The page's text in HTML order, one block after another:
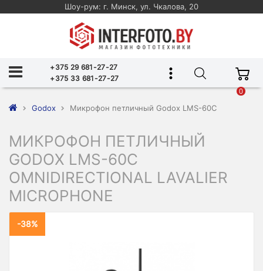
Шоу-рум: г. Минск, ул. Чкалова, 20
+375 29 681-27-27
+375 33 681-27-27
0
Godox Микрофон петличный Godox LMS-60C
МИКРОФОН ПЕТЛИЧНЫЙ
GODOX LMS-60C
OMNIDIRECTIONAL LAVALIER
MICROPHONE
-38%